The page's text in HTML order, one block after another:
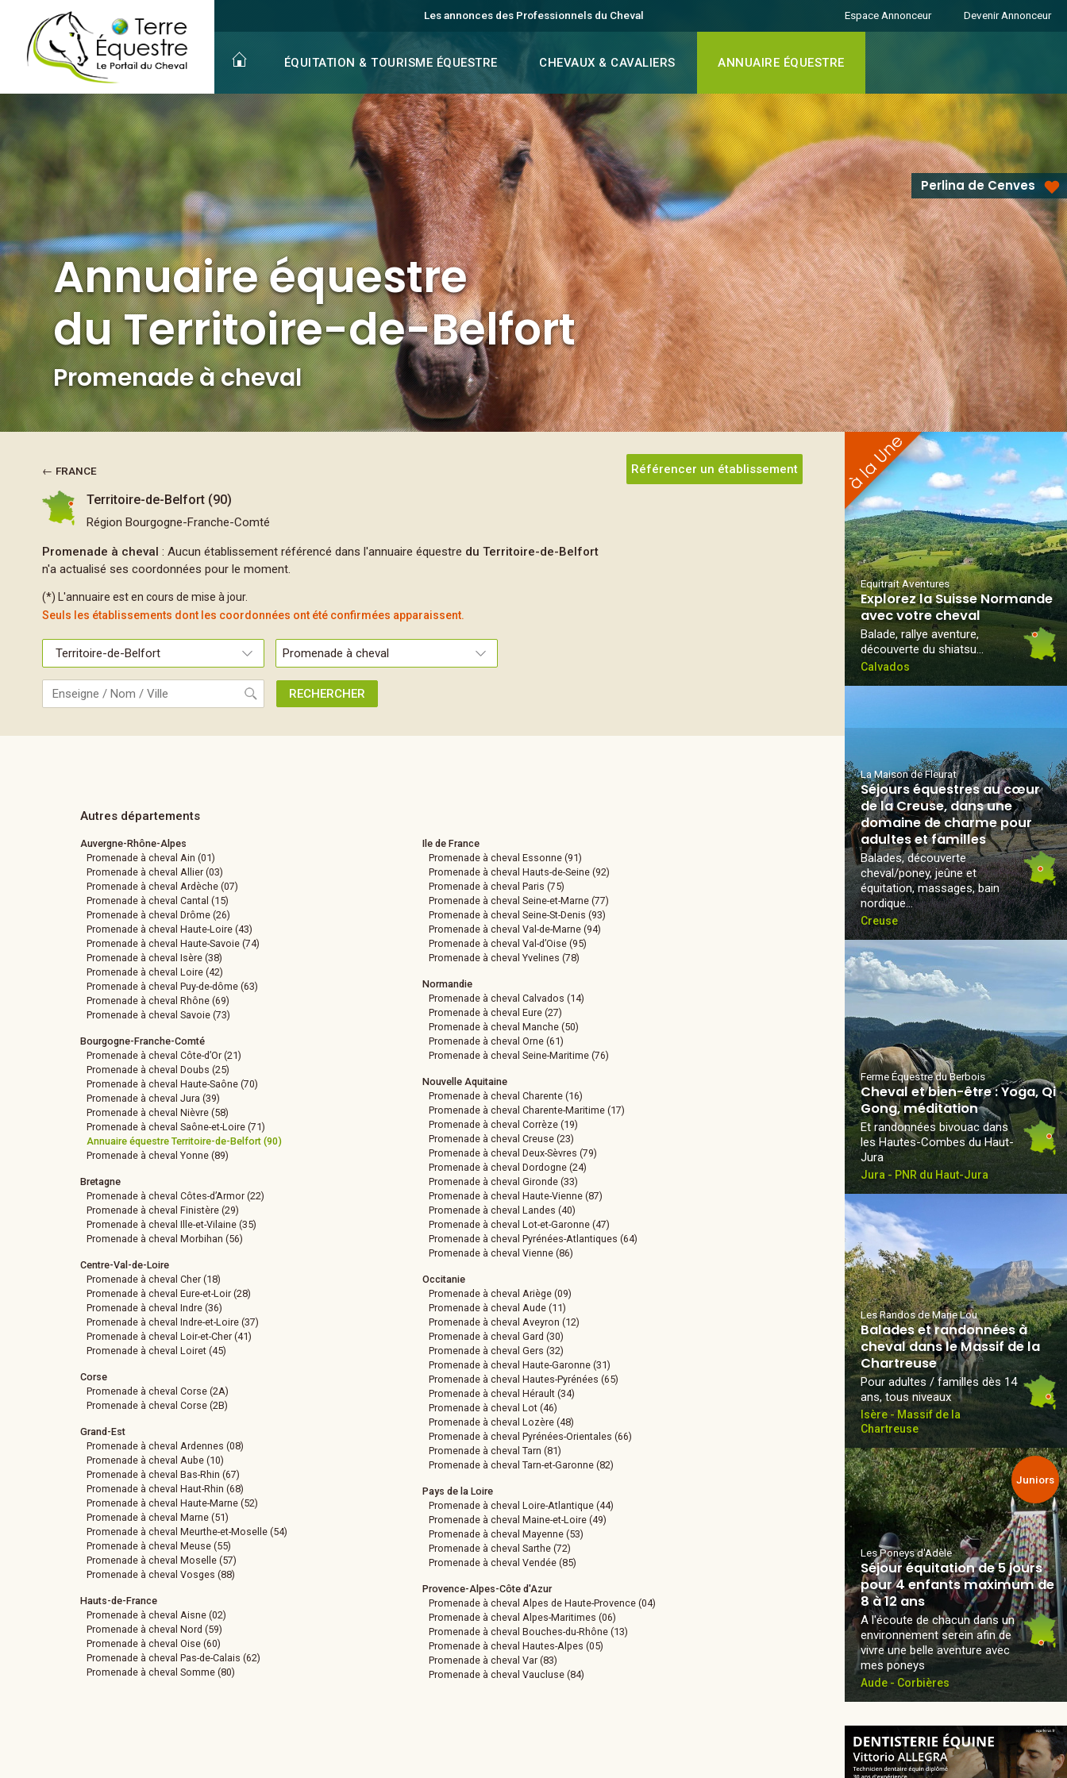
du Territoire-de-Belfort
Promenade à cheval
Les annonces des Professionnels du Cheval
ÉQUITATION & TOURISME ÉQUESTRE CHEVAUX & CAVALIERS ANNUAIRE ÉQUESTRE
Espace Annonceur Devenir Annonceur
Annuaire équestre
du Territoire-de-Belfort
Promenade à cheval
Perlina de Cenves
Référencer un établissement
← FRANCE
Territoire-de-Belfort (90)
Région Bourgogne-Franche-Comté
Promenade à cheval : Aucun établissement référencé dans l'annuaire équestre du Territoire-de-Belfort
n'a actualisé ses coordonnées pour le moment.
(*) L'annuaire est en cours de mise à jour.
Seuls les établissements dont les coordonnées ont été confirmées apparaissent.
RECHERCHER
Autres départements
Auvergne-Rhône-Alpes
Promenade à cheval Ain (01)
Promenade à cheval Allier (03)
Promenade à cheval Ardèche (07)
Promenade à cheval Cantal (15)
Promenade à cheval Drôme (26)
Promenade à cheval Haute-Loire (43)
Promenade à cheval Haute-Savoie (74)
Promenade à cheval Isère (38)
Promenade à cheval Loire (42)
Promenade à cheval Puy-de-dôme (63)
Promenade à cheval Rhône (69)
Promenade à cheval Savoie (73)
Bourgogne-Franche-Comté
Promenade à cheval Côte-d’Or (21)
Promenade à cheval Doubs (25)
Promenade à cheval Haute-Saône (70)
Promenade à cheval Jura (39)
Promenade à cheval Nièvre (58)
Promenade à cheval Saône-et-Loire (71)
Annuaire équestre Territoire-de-Belfort (90)
Promenade à cheval Yonne (89)
Bretagne
Promenade à cheval Côtes-d’Armor (22)
Promenade à cheval Finistère (29)
Promenade à cheval Ille-et-Vilaine (35)
Promenade à cheval Morbihan (56)
Centre-Val-de-Loire
Promenade à cheval Cher (18)
Promenade à cheval Eure-et-Loir (28)
Promenade à cheval Indre (36)
Promenade à cheval Indre-et-Loire (37)
Promenade à cheval Loir-et-Cher (41)
Promenade à cheval Loiret (45)
Corse
Promenade à cheval Corse (2A)
Promenade à cheval Corse (2B)
Grand-Est
Promenade à cheval Ardennes (08)
Promenade à cheval Aube (10)
Promenade à cheval Bas-Rhin (67)
Promenade à cheval Haut-Rhin (68)
Promenade à cheval Haute-Marne (52)
Promenade à cheval Marne (51)
Promenade à cheval Meurthe-et-Moselle (54)
Promenade à cheval Meuse (55)
Promenade à cheval Moselle (57)
Promenade à cheval Vosges (88)
Hauts-de-France
Promenade à cheval Aisne (02)
Promenade à cheval Nord (59)
Promenade à cheval Oise (60)
Promenade à cheval Pas-de-Calais (62)
Promenade à cheval Somme (80)
Ile de France
Promenade à cheval Essonne (91)
Promenade à cheval Hauts-de-Seine (92)
Promenade à cheval Paris (75)
Promenade à cheval Seine-et-Marne (77)
Promenade à cheval Seine-St-Denis (93)
Promenade à cheval Val-de-Marne (94)
Promenade à cheval Val-d’Oise (95)
Promenade à cheval Yvelines (78)
Normandie
Promenade à cheval Calvados (14)
Promenade à cheval Eure (27)
Promenade à cheval Manche (50)
Promenade à cheval Orne (61)
Promenade à cheval Seine-Maritime (76)
Nouvelle Aquitaine
Promenade à cheval Charente (16)
Promenade à cheval Charente-Maritime (17)
Promenade à cheval Corrèze (19)
Promenade à cheval Creuse (23)
Promenade à cheval Deux-Sèvres (79)
Promenade à cheval Dordogne (24)
Promenade à cheval Gironde (33)
Promenade à cheval Haute-Vienne (87)
Promenade à cheval Landes (40)
Promenade à cheval Lot-et-Garonne (47)
Promenade à cheval Pyrénées-Atlantiques (64)
Promenade à cheval Vienne (86)
Occitanie
Promenade à cheval Ariège (09)
Promenade à cheval Aude (11)
Promenade à cheval Aveyron (12)
Promenade à cheval Gard (30)
Promenade à cheval Gers (32)
Promenade à cheval Haute-Garonne (31)
Promenade à cheval Hautes-Pyrénées (65)
Promenade à cheval Hérault (34)
Promenade à cheval Lot (46)
Promenade à cheval Lozère (48)
Promenade à cheval Pyrénées-Orientales (66)
Promenade à cheval Tarn (81)
Promenade à cheval Tarn-et-Garonne (82)
Pays de la Loire
Promenade à cheval Loire-Atlantique (44)
Promenade à cheval Maine-et-Loire (49)
Promenade à cheval Mayenne (53)
Promenade à cheval Sarthe (72)
Promenade à cheval Vendée (85)
Provence-Alpes-Côte d'Azur
Promenade à cheval Alpes de Haute-Provence (04)
Promenade à cheval Alpes-Maritimes (06)
Promenade à cheval Bouches-du-Rhône (13)
Promenade à cheval Hautes-Alpes (05)
Promenade à cheval Var (83)
Promenade à cheval Vaucluse (84)
Equitrait Aventures
Explorez la Suisse Normande
avec votre cheval
Balade, rallye aventure,
découverte du shiatsu…
Calvados
La Maison de Fleurat
Séjours équestres au cœur
de la Creuse, dans une
domaine de charme pour
adultes et familles
Balades, découverte
cheval/poney, jeûne et
équitation, massages, bain
nordique...
Creuse
Ferme Équestre du Berbois
Cheval et bien-être : Yoga, Qi
Gong, méditation
Et randonnées bivouac dans
les Hautes-Combes du Haut-
Jura
Jura - PNR du Haut-Jura
Les Randos de Marie Lou
Balades et randonnées à
cheval dans le Massif de la
Chartreuse
Pour adultes / familles dès 14
ans, tous niveaux
Isère - Massif de la
Chartreuse
Juniors
Les Poneys d'Adèle
Séjour équitation de 5 jours
pour 4 enfants maximum de
8 à 12 ans
A l'écoute de chacun dans un
environnement serein afin de
vivre une belle aventure avec
mes poneys
Aude - Corbières